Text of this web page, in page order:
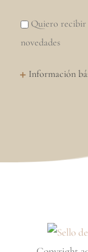
Quiero recibir
novedades
Información